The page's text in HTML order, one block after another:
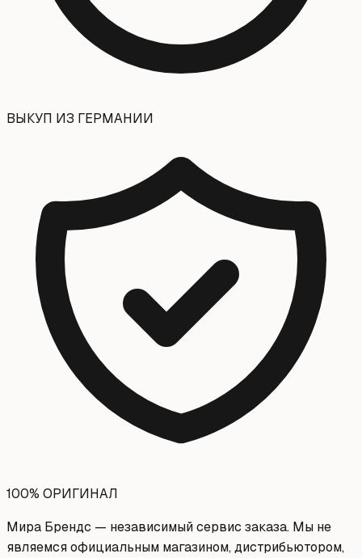
ВЫКУП ИЗ ГЕРМАНИИ
100% ОРИГИНАЛ
Мира Брендс — независимый сервис заказа. Мы не
являемся официальным магазином, дистрибьютором,